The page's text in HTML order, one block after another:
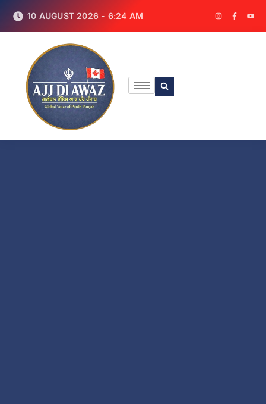
10 AUGUST 2026 - 6:24 AM